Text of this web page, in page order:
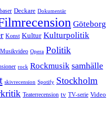
Deckare Dokumentär
Göteborg
Konst Kultur Kulturpolitik
Musikvideo Opera Politik
rock Rockmusik samhälle
skivrecension Spotify Stockholm
Teaterrecension tv TV-serie Video